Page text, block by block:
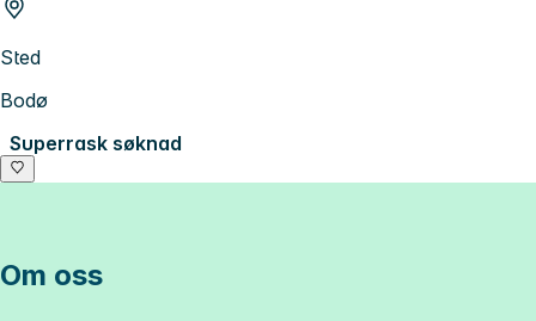
Sted
Bodø
Superrask søknad
Om oss